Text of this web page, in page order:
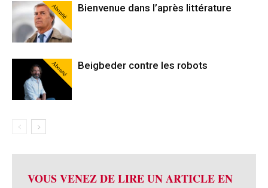
Abonné Bienvenue dans l’après littérature
Abonné Beigbeder contre les robots
VOUS VENEZ DE LIRE UN ARTICLE EN